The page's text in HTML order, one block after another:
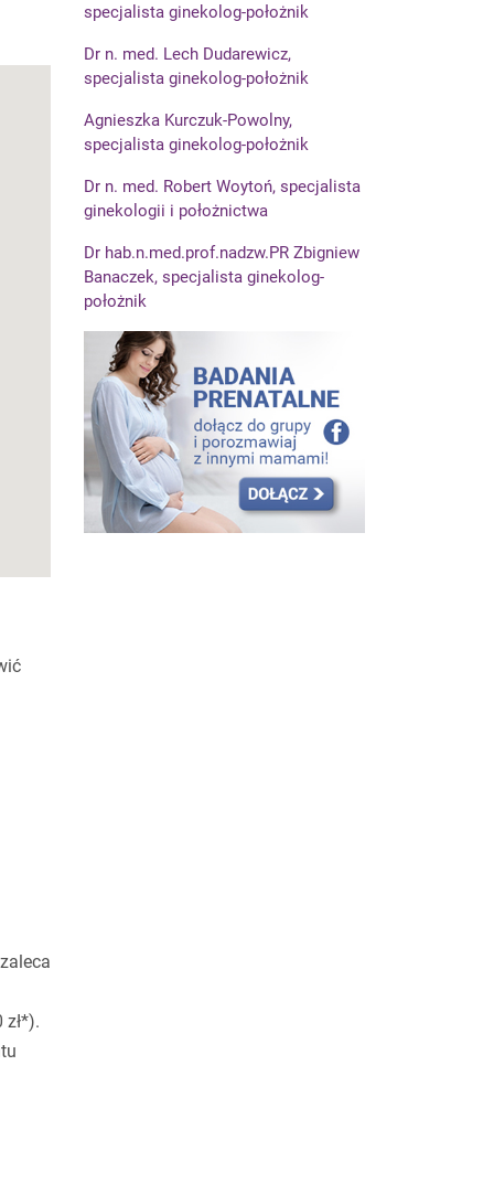
specjalista ginekolog-położnik
Dr n. med. Lech Dudarewicz,
specjalista ginekolog-położnik
Agnieszka Kurczuk-Powolny,
specjalista ginekolog-położnik
Dr n. med. Robert Woytoń, specjalista
ginekologii i położnictwa
Dr hab.n.med.prof.nadzw.PR Zbigniew
Banaczek, specjalista ginekolog-
położnik